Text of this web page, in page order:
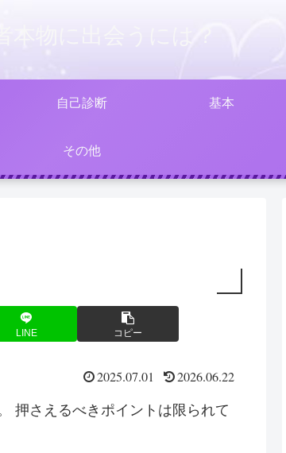
自己診断 基本
その他
LINE コピー
2025.07.01 2026.06.22
押さえるべきポイントは限られて